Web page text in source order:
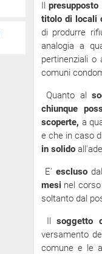
Ilpresupposto
titolo di locali
di produrre
analogia a
pertinenziali o
comuni
Quanto al
chiunque
scoperte, a
e che in caso
in solido
E' escluso
mesi nel
soltanto dal
Ilsoggetto
versamento
comune e le